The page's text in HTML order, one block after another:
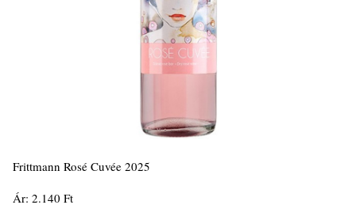
Frittmann Rosé Cuvée 2025
Ár: 2.140 Ft